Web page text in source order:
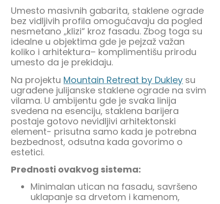
Umesto masivnih gabarita, staklene ograde
bez vidljivih profila omogućavaju da pogled
nesmetano „klizi“ kroz fasadu. Zbog toga su
idealne u objektima gde je pejzaž važan
koliko i arhitektura– komplimentišu prirodu
umesto da je prekidaju.
Na projektu Mountain Retreat by Dukley su
ugrađene julijanske staklene ograde na svim
vilama. U ambijentu gde je svaka linija
svedena na esenciju, staklena barijera
postaje gotovo nevidljivi arhitektonski
element- prisutna samo kada je potrebna
bezbednost, odsutna kada govorimo o
estetici.
Prednosti ovakvog sistema:
Minimalan utican na fasadu, savršeno
uklapanje sa drvetom i kamenom,